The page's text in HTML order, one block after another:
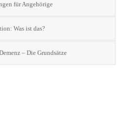
für Angehörige
Was ist das?
– Die Grundsätze